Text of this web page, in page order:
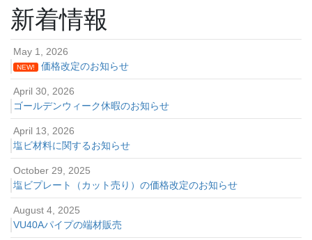
新着情報
May 1, 2026
NEW! 価格改定のお知らせ
April 30, 2026
ゴールデンウィーク休暇のお知らせ
April 13, 2026
塩ビ材料に関するお知らせ
October 29, 2025
塩ビプレート（カット売り）の価格改定のお知らせ
August 4, 2025
VU40Aパイプの端材販売